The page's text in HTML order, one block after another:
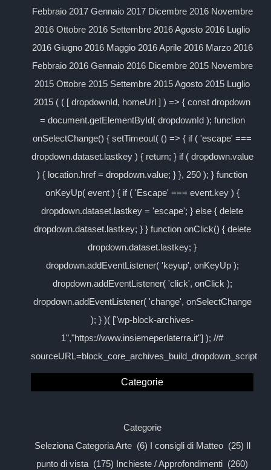
Febbraio 2017 Gennaio 2017 Dicembre 2016 Novembre
2016 Ottobre 2016 Settembre 2016 Agosto 2016 Luglio
2016 Giugno 2016 Maggio 2016 Aprile 2016 Marzo 2016
Febbraio 2016 Gennaio 2016 Dicembre 2015 Novembre
2015 Ottobre 2015 Settembre 2015 Agosto 2015 Luglio
2015 ( ( [ dropdownId, homeUrl ] ) => { const dropdown
= document.getElementById( dropdownId ); function
onSelectChange() { setTimeout( () => { if ( 'escape' ===
dropdown.dataset.lastkey ) { return; } if ( dropdown.value
) { location.href = dropdown.value; } }, 250 ); } function
onKeyUp( event ) { if ( 'Escape' === event.key ) {
dropdown.dataset.lastkey = 'escape'; } else { delete
dropdown.dataset.lastkey; } } function onClick() { delete
dropdown.dataset.lastkey; }
dropdown.addEventListener( 'keyup', onKeyUp );
dropdown.addEventListener( 'click', onClick );
dropdown.addEventListener( 'change', onSelectChange
); } )( ["wp-block-archives-
1","https://www.insiemeperlaterra.it"] ); //#
sourceURL=block_core_archives_build_dropdown_script
Categorie
Categorie
Seleziona Categoria Arte (6) I consigli di Matteo (25) Il
punto di vista (175) Inchieste / Approfondimenti (260)